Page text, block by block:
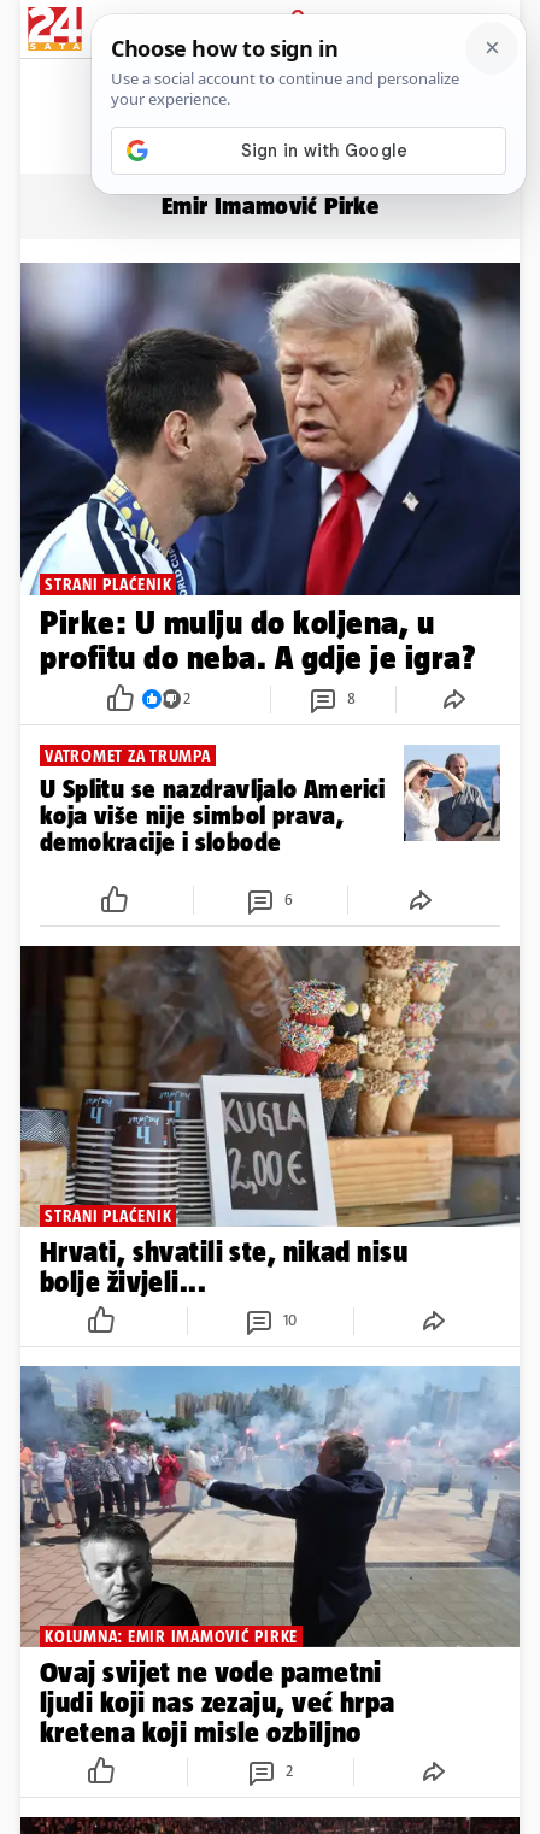
PRIJAVA
News
Emir Imamović Pirke
STRANI PLAĆENIK
Pirke: U mulju do koljena, u
profitu do neba. A gdje je igra?
2 8
VATROMET ZA TRUMPA
U Splitu se nazdravljalo Americi
koja više nije simbol prava,
demokracije i slobode
6
STRANI PLAĆENIK
Hrvati, shvatili ste, nikad nisu
bolje živjeli...
10
KOLUMNA: EMIR IMAMOVIĆ PIRKE
Ovaj svijet ne vode pametni
ljudi koji nas zezaju, već hrpa
kretena koji misle ozbiljno
2